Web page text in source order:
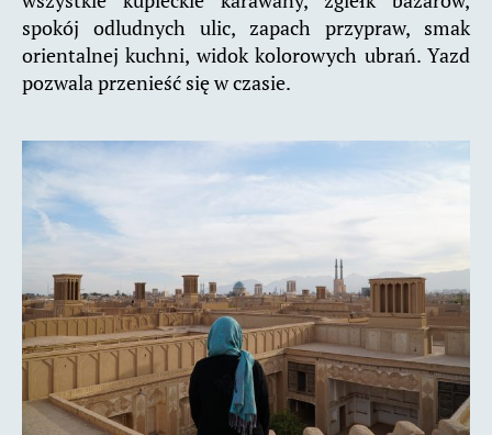
spokój odludnych ulic, zapach przypraw, smak
orientalnej kuchni, widok kolorowych ubrań. Yazd
pozwala przenieść się w czasie.